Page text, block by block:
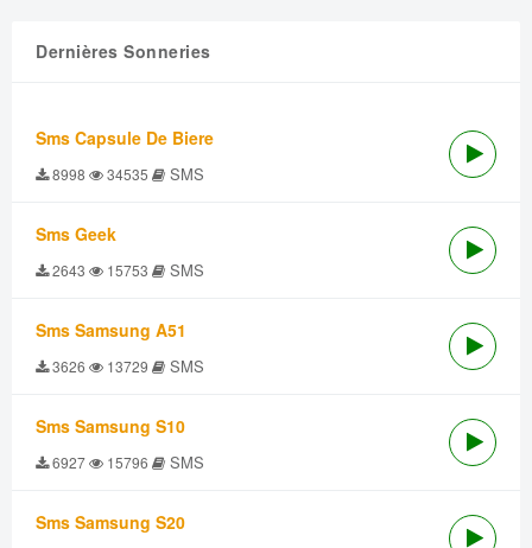
Dernières Sonneries
Sms Capsule De Biere
8998 34535 SMS
Sms Geek
2643 15753 SMS
Sms Samsung A51
3626 13729 SMS
Sms Samsung S10
6927 15796 SMS
Sms Samsung S20